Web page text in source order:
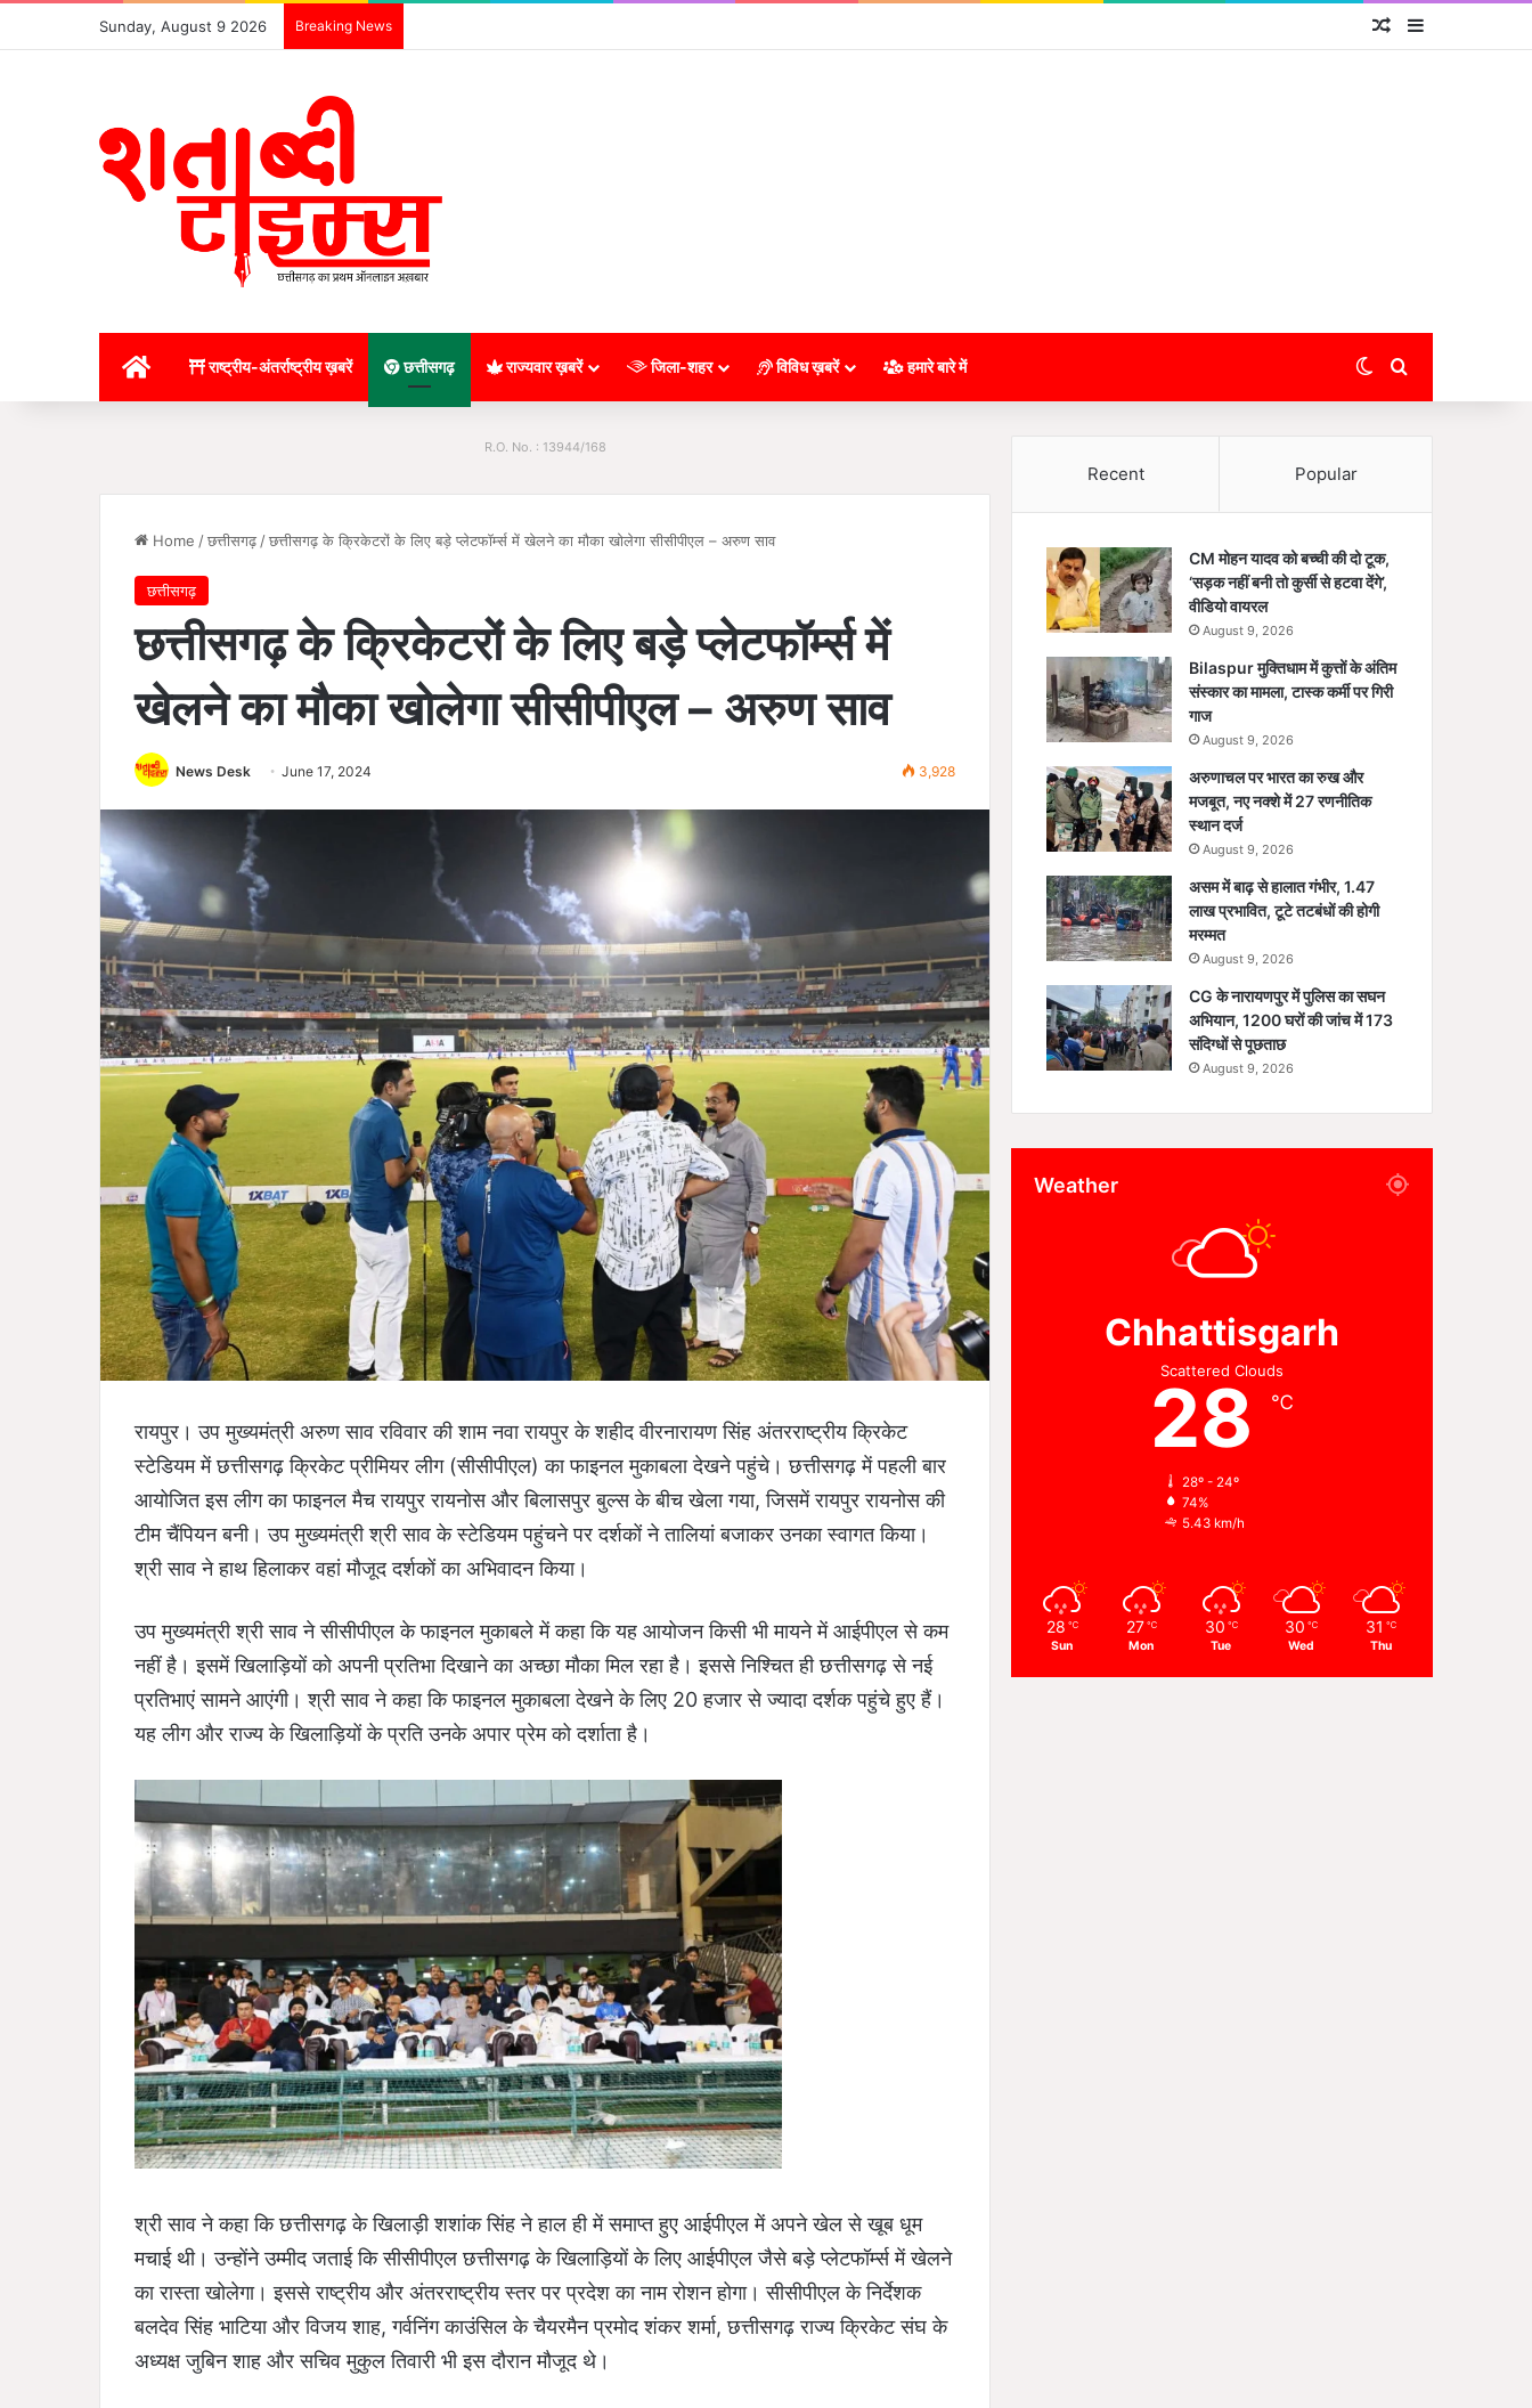
Sunday, August 9 2026 Breaking News Random Article
राष्ट्रीय-अंतर्राष्ट्रीय ख़बरें छत्तीसगढ़ राज्यवार ख़बरें जिला-शहर विविध ख़बरें हमारे बारे में Switch skin
R.O. No. : 13944/168
Home /छत्तीसगढ़ /छत्तीसगढ़ के क्रिकेटरों के लिए बड़े प्लेटफॉर्म्स में खेलने का मौका खोलेगा सीसीपीएल – अरुण साव
छत्तीसगढ़
छत्तीसगढ़ के क्रिकेटरों के लिए बड़े प्लेटफॉर्म्स में
खेलने का मौका खोलेगा सीसीपीएल – अरुण साव
News Desk June 17, 2024 3,928
रायपुर। उप मुख्यमंत्री अरुण साव रविवार की शाम नवा रायपुर के शहीद वीरनारायण सिंह अंतरराष्ट्रीय क्रिकेट
स्टेडियम में छत्तीसगढ़ क्रिकेट प्रीमियर लीग (सीसीपीएल) का फाइनल मुकाबला देखने पहुंचे। छत्तीसगढ़ में पहली बार
आयोजित इस लीग का फाइनल मैच रायपुर रायनोस और बिलासपुर बुल्स के बीच खेला गया, जिसमें रायपुर रायनोस की
टीम चैंपियन बनी। उप मुख्यमंत्री श्री साव के स्टेडियम पहुंचने पर दर्शकों ने तालियां बजाकर उनका स्वागत किया।
श्री साव ने हाथ हिलाकर वहां मौजूद दर्शकों का अभिवादन किया।
उप मुख्यमंत्री श्री साव ने सीसीपीएल के फाइनल मुकाबले में कहा कि यह आयोजन किसी भी मायने में आईपीएल से कम
नहीं है। इसमें खिलाड़ियों को अपनी प्रतिभा दिखाने का अच्छा मौका मिल रहा है। इससे निश्चित ही छत्तीसगढ़ से नई
प्रतिभाएं सामने आएंगी। श्री साव ने कहा कि फाइनल मुकाबला देखने के लिए 20 हजार से ज्यादा दर्शक पहुंचे हुए हैं।
यह लीग और राज्य के खिलाड़ियों के प्रति उनके अपार प्रेम को दर्शाता है।
श्री साव ने कहा कि छत्तीसगढ़ के खिलाड़ी शशांक सिंह ने हाल ही में समाप्त हुए आईपीएल में अपने खेल से खूब धूम
मचाई थी। उन्होंने उम्मीद जताई कि सीसीपीएल छत्तीसगढ़ के खिलाड़ियों के लिए आईपीएल जैसे बड़े प्लेटफॉर्म्स में खेलने
का रास्ता खोलेगा। इससे राष्ट्रीय और अंतरराष्ट्रीय स्तर पर प्रदेश का नाम रोशन होगा। सीसीपीएल के निर्देशक
बलदेव सिंह भाटिया और विजय शाह, गर्वनिंग काउंसिल के चैयरमैन प्रमोद शंकर शर्मा, छत्तीसगढ़ राज्य क्रिकेट संघ के
अध्यक्ष जुबिन शाह और सचिव मुकुल तिवारी भी इस दौरान मौजूद थे।
Recent Popular
CM मोहन यादव को बच्ची की दो टूक,
‘सड़क नहीं बनी तो कुर्सी से हटवा देंगे’,
वीडियो वायरल
August 9, 2026
Bilaspur मुक्तिधाम में कुत्तों के अंतिम
संस्कार का मामला, टास्क कर्मी पर गिरी
गाज
August 9, 2026
अरुणाचल पर भारत का रुख और
मजबूत, नए नक्शे में 27 रणनीतिक
स्थान दर्ज
August 9, 2026
असम में बाढ़ से हालात गंभीर, 1.47
लाख प्रभावित, टूटे तटबंधों की होगी
मरम्मत
August 9, 2026
CG के नारायणपुर में पुलिस का सघन
अभियान, 1200 घरों की जांच में 173
संदिग्धों से पूछताछ
August 9, 2026
Weather
Chhattisgarh
Scattered Clouds
28 ℃
28º - 24º
74%
5.43 km/h
28 ℃
Sun
27 ℃
Mon
30 ℃
Tue
30 ℃
Wed
31 ℃
Thu